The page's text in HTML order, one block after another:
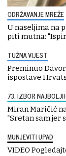
ODRŽAVANJE MREŽE
U naseljima na
piti mutna:
TUŽNA VIJEST
Preminuo
ispostave
73. IZBOR
Miran Maričić
"Sretan sam jer
MUNJEVITI UPAD
VIDEO